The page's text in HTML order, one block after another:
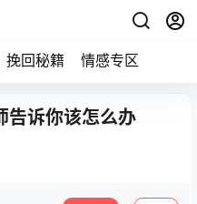
挽回秘籍 情感专区
告诉你该怎么办